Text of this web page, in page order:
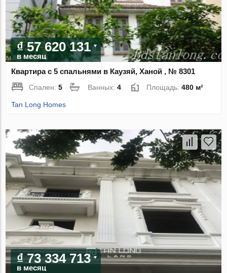
₫ 57 620 131
в месяц
Квартира с 5 спальнями в Каузяй, Ханой , № 8301
Спален:5 Ванных:4 Площадь:480 м²
Tan Long Homes
₫ 73 334 713
в месяц